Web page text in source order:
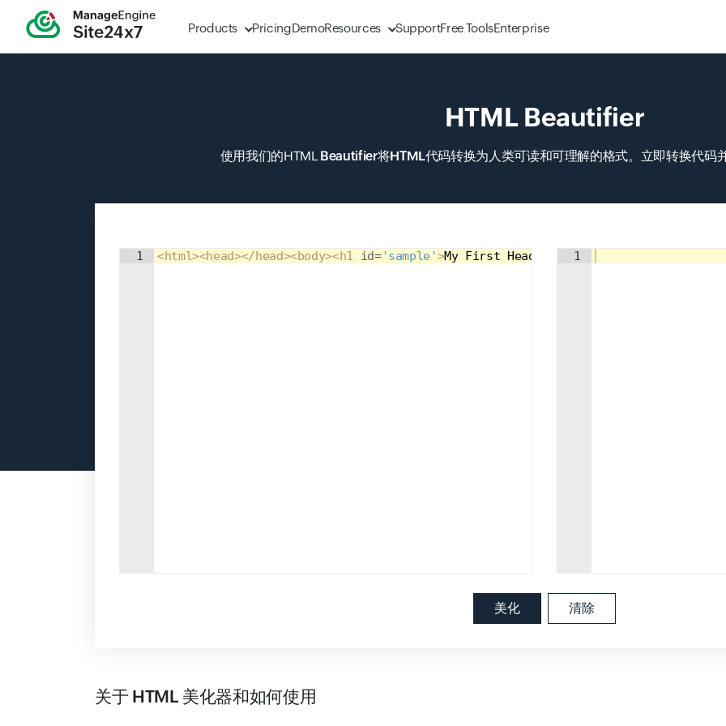
Products PricingDemoResources SupportFree ToolsEnterprise
HTML Beautifier
使用我们的HTMLBeautifier将HTML代码转换为人类可读和可理解的格式。立即转换代码
Input field
Input field
1 <html><head></head><body><h1 id='sample' >My First Heading h1
Input field
1
美化 清除
关于 HTML 美化器和如何使用